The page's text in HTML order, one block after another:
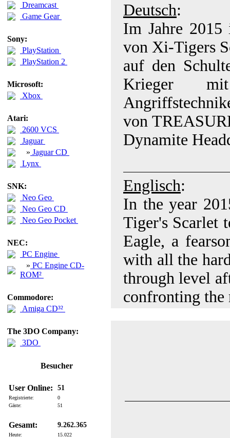
Dreamcast
Game Gear
Sony:
PlayStation
PlayStation 2
Microsoft:
Xbox
Atari:
2600 VCS
Jaguar
» Jaguar CD
Lynx
SNK:
Neo Geo
Neo Geo CD
Neo Geo Pocket
NEC:
PC Engine
» PC Engine CD-
ROM²
Commodore:
Amiga CD³²
The 3DO Company:
3DO
Besucher
User Online: 51
Registrierte:
0
Gäste:
51
Gesamt: 9.262.365
Heute:
15.022
Deutsch:
Im Jahre
von Xi-Tigers
auf den
Krieger
von
Dynamite
Englisch:
In the year
Tiger's Scarlet
Eagle, a
with all the
through level
confronting